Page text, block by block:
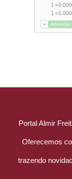
Portal Almir
Oferecemos
trazendo